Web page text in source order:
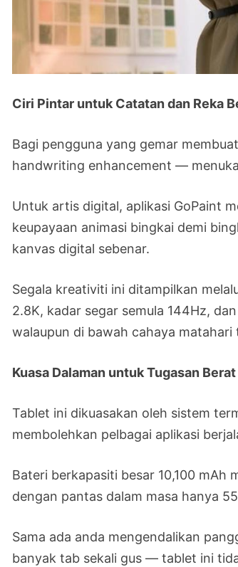
Ciri Pintar untuk Catatan dan Reka
Bagi pengguna yang gemar
handwriting enhancement —
Untuk artis digital, aplikasi GoPaint
keupayaan animasi bingkai demi
kanvas digital sebenar.
Segala kreativiti ini ditampilkan
2.8K, kadar segar semula 144Hz,
walaupun di bawah cahaya matahari
Kuasa Dalaman untuk Tugasan Berat
Tablet ini dikuasakan oleh sistem
membolehkan pelbagai aplikasi
Bateri berkapasiti besar 10,100 mAh
dengan pantas dalam masa hanya
Sama ada anda mengendalikan
banyak tab sekali gus — tablet ini